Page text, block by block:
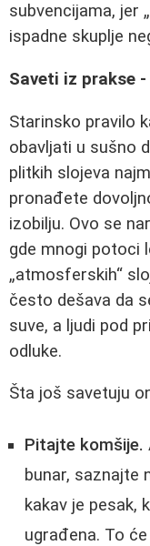
subvencijama, jer
ispadne skuplje
Saveti iz prakse
Starinsko pravilo
obavljati u sušno
plitkih slojeva
pronađete
izobilju. Ovo se
gde mnogi potoci
„atmosferskih“
često dešava da
suve, a ljudi pod
odluke.
Šta još savetuju
Pitajte komšije.
bunar, saznajte
kakav je pesak,
ugrađena. To